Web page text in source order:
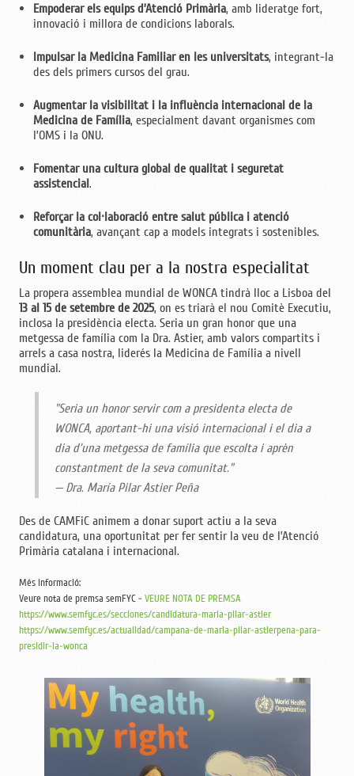
Empoderar els equips d’Atenció Primària, amb lideratge fort,
innovació i millora de condicions laborals.
Impulsar la Medicina Familiar en les universitats, integrant-la
des dels primers cursos del grau.
Augmentar la visibilitat i la influència internacional de la
Medicina de Família, especialment davant organismes com
l’OMS i la ONU.
Fomentar una cultura global de qualitat i seguretat
assistencial.
Reforçar la col·laboració entre salut pública i atenció
comunitària, avançant cap a models integrats i sostenibles.
Un moment clau per a la nostra especialitat
La propera assemblea mundial de WONCA tindrà lloc a Lisboa del
13 al 15 de setembre de 2025, on es triarà el nou Comitè Executiu,
inclosa la presidència electa. Seria un gran honor que una
metgessa de família com la Dra. Astier, amb valors compartits i
arrels a casa nostra, liderés la Medicina de Família a nivell
mundial.
"Seria un honor servir com a presidenta electa de
WONCA, aportant-hi una visió internacional i el dia a
dia d’una metgessa de família que escolta i aprèn
constantment de la seva comunitat."
— Dra. María Pilar Astier Peña
Des de CAMFiC animem a donar suport actiu a la seva
candidatura, una oportunitat per fer sentir la veu de l’Atenció
Primària catalana i internacional.
Més informació:
Veure nota de premsa semFYC -VEURE NOTA DE PREMSA
https://www.semfyc.es/secciones/candidatura-maria-pilar-astier
https://www.semfyc.es/actualidad/campana-de-maria-pilar-astierpena-para-
presidir-la-wonca